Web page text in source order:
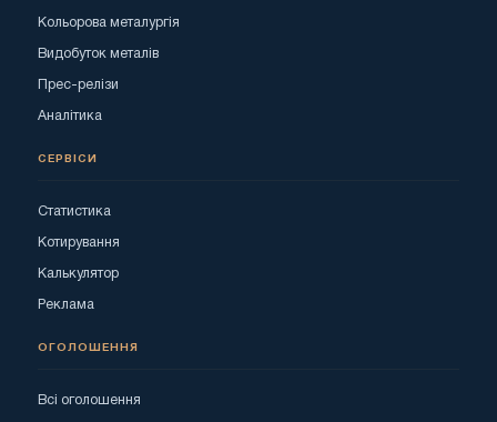
Кольорова металургія
Видобуток металів
Прес-релізи
Аналітика
СЕРВІСИ
Статистика
Котирування
Калькулятор
Реклама
ОГОЛОШЕННЯ
Всі оголошення